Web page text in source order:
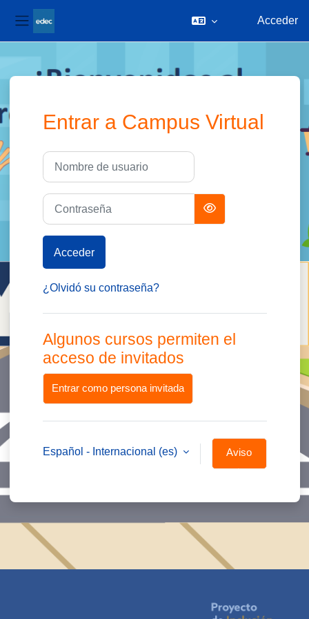
Panel lateral
Acceder
Entrar a Campus Virtual
Nombre de usuario
Contraseña
Acceder
¿Olvidó su contraseña?
Algunos cursos permiten el
acceso de invitados
Entrar como persona invitada
Español - Internacional ‎(es)‎
Aviso